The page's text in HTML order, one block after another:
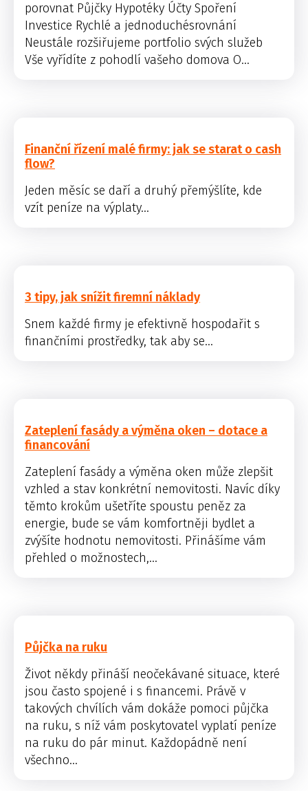
porovnat Půjčky Hypotéky Účty Spoření
Investice Rychlé a jednoduchésrovnání
Neustále rozšiřujeme portfolio svých služeb
Vše vyřídíte z pohodlí vašeho domova O...
Finanční řízení malé firmy: jak se starat o cash
flow?
Jeden měsíc se daří a druhý přemýšlíte, kde
vzít peníze na výplaty...
3 tipy, jak snížit firemní náklady
Snem každé firmy je efektivně hospodařit s
finančními prostředky, tak aby se...
Zateplení fasády a výměna oken – dotace a
financování
Zateplení fasády a výměna oken může zlepšit
vzhled a stav konkrétní nemovitosti. Navíc díky
těmto krokům ušetříte spoustu peněz za
energie, bude se vám komfortněji bydlet a
zvýšíte hodnotu nemovitosti. Přinášíme vám
přehled o možnostech,...
Půjčka na ruku
Život někdy přináší neočekávané situace, které
jsou často spojené i s financemi. Právě v
takových chvílích vám dokáže pomoci půjčka
na ruku, s níž vám poskytovatel vyplatí peníze
na ruku do pár minut. Každopádně není
všechno...